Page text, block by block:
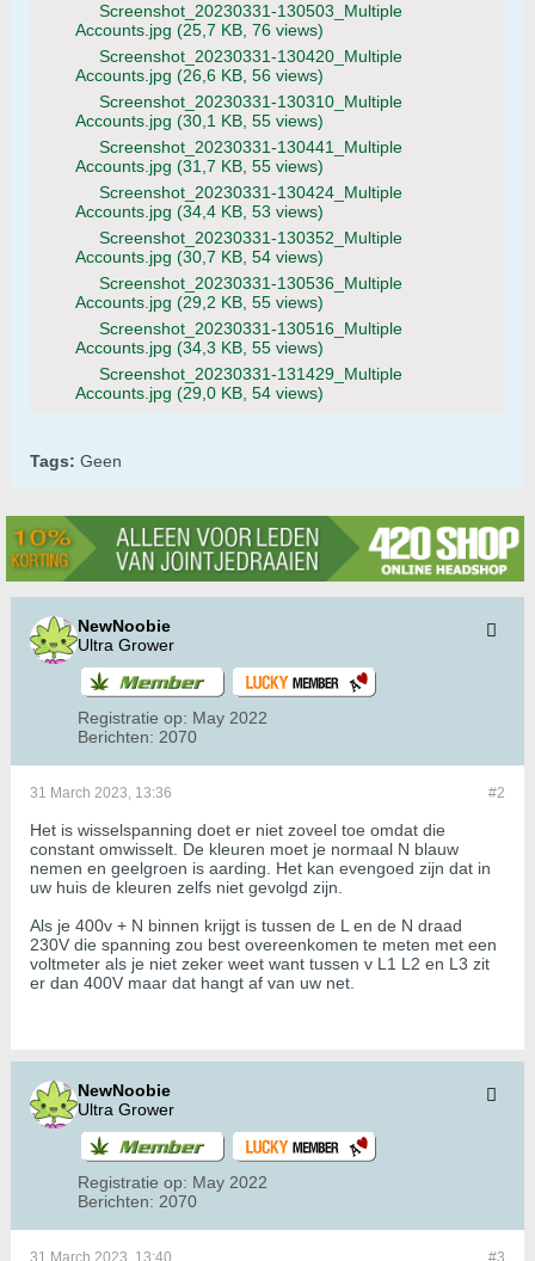
Screenshot_20230331-130503_Multiple
Accounts.jpg (25,7 KB, 76 views)
Screenshot_20230331-130420_Multiple
Accounts.jpg (26,6 KB, 56 views)
Screenshot_20230331-130310_Multiple
Accounts.jpg (30,1 KB, 55 views)
Screenshot_20230331-130441_Multiple
Accounts.jpg (31,7 KB, 55 views)
Screenshot_20230331-130424_Multiple
Accounts.jpg (34,4 KB, 53 views)
Screenshot_20230331-130352_Multiple
Accounts.jpg (30,7 KB, 54 views)
Screenshot_20230331-130536_Multiple
Accounts.jpg (29,2 KB, 55 views)
Screenshot_20230331-130516_Multiple
Accounts.jpg (34,3 KB, 55 views)
Screenshot_20230331-131429_Multiple
Accounts.jpg (29,0 KB, 54 views)
Tags: Geen
NewNoobie
Ultra Grower
Registratie op: May 2022
Berichten: 2070
#2
31 March 2023, 13:36
Het is wisselspanning doet er niet zoveel toe omdat die
constant omwisselt. De kleuren moet je normaal N blauw
nemen en geelgroen is aarding. Het kan evengoed zijn dat in
uw huis de kleuren zelfs niet gevolgd zijn.
Als je 400v + N binnen krijgt is tussen de L en de N draad
230V die spanning zou best overeenkomen te meten met een
voltmeter als je niet zeker weet want tussen v L1 L2 en L3 zit
er dan 400V maar dat hangt af van uw net.
NewNoobie
Ultra Grower
Registratie op: May 2022
Berichten: 2070
#3
31 March 2023, 13:40